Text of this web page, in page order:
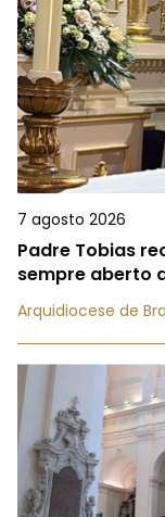
7 agosto 2026
Padre Tobias
sempre aberto
Arquidiocese de